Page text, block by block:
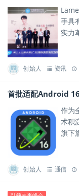
手具
实力
创始人 资讯
首批适配Android
作为
术积
旗下
创始人 通信